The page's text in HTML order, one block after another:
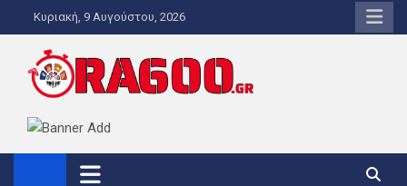
to
content
Κυριακή, 9 Αυγούστου, 2026
ORA600.GR
Η ΑΛΗΘΙΝΗ ΩΡΑ ΕΝΗΜΕΡΩΣΗΣ